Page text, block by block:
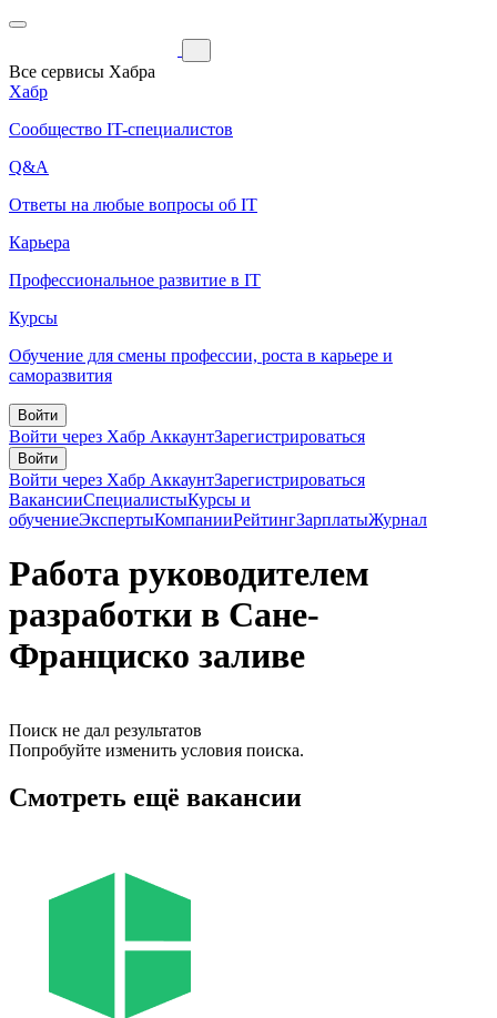
Все сервисы Хабра
Хабр
Сообщество IT-специалистов
Q&A
Ответы на любые вопросы об IT
Карьера
Профессиональное развитие в IT
Курсы
Обучение для смены профессии, роста в карьере и
саморазвития
Войти
Войти через Хабр АккаунтЗарегистрироваться
Войти
Войти через Хабр АккаунтЗарегистрироваться
ВакансииСпециалистыКурсы и
обучениеЭкспертыКомпанииРейтингЗарплатыЖурнал
Работа руководителем
разработки в Сане-
Франциско заливе
Поиск не дал результатов
Попробуйте изменить условия поиска.
Смотреть ещё вакансии